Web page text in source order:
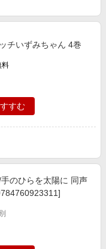
チいずみちゃん 4巻
料
すむ
のひらを太陽に 同声